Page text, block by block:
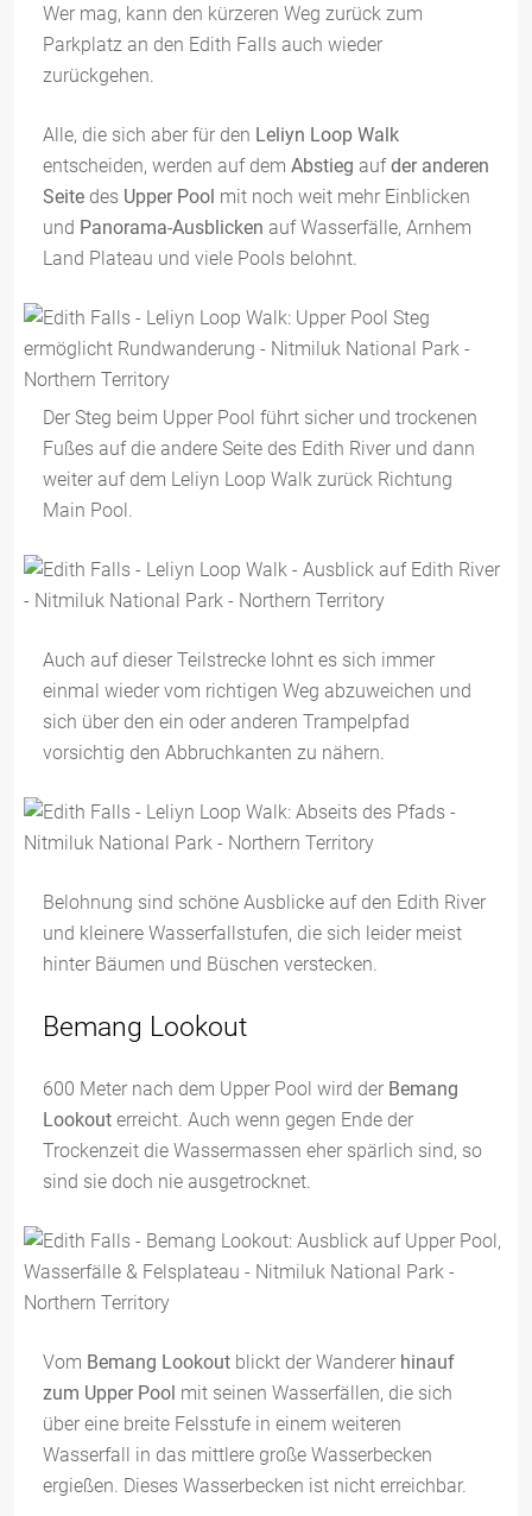
Wer mag, kann den kürzeren Weg zurück zum
Parkplatz an den Edith Falls auch wieder
zurückgehen.
Alle, die sich aber für den Leliyn Loop Walk
entscheiden, werden auf dem Abstieg aufder anderen
Seite des Upper Pool mit noch weit mehr Einblicken
und Panorama-Ausblicken auf Wasserfälle, Arnhem
Land Plateau und viele Pools belohnt.
Der Steg beim Upper Pool führt sicher und trockenen
Fußes auf die andere Seite des Edith River und dann
weiter auf dem Leliyn Loop Walk zurück Richtung
Main Pool.
Auch auf dieser Teilstrecke lohnt es sich immer
einmal wieder vom richtigen Weg abzuweichen und
sich über den ein oder anderen Trampelpfad
vorsichtig den Abbruchkanten zu nähern.
Belohnung sind schöne Ausblicke auf den Edith River
und kleinere Wasserfallstufen, die sich leider meist
hinter Bäumen und Büschen verstecken.
Bemang Lookout
600 Meter nach dem Upper Pool wird der Bemang
Lookout erreicht. Auch wenn gegen Ende der
Trockenzeit die Wassermassen eher spärlich sind, so
sind sie doch nie ausgetrocknet.
Vom Bemang Lookout blickt der Wanderer hinauf
zum Upper Pool mit seinen Wasserfällen, die sich
über eine breite Felsstufe in einem weiteren
Wasserfall in das mittlere große Wasserbecken
ergießen. Dieses Wasserbecken ist nicht erreichbar.